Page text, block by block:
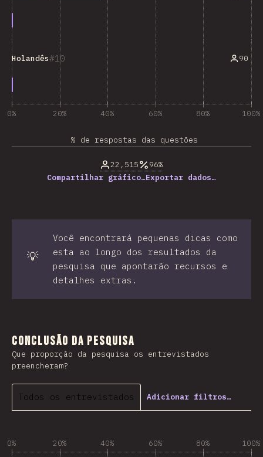
10
Holandês 90
0% 20% 40% 60% 80% 100%
% de respostas das questões
22,515
96%
Compartilhar gráfico…Exportar dados…
💡
Você encontrará pequenas dicas como
esta ao longo dos resultados da
pesquisa que apontarão recursos e
detalhes extras.
Conclusão da Pesquisa
Que proporção da pesquisa os entrevistados
preencheram?
Todos os entrevistados Adicionar filtros…
0% 20% 40% 60% 80% 100%